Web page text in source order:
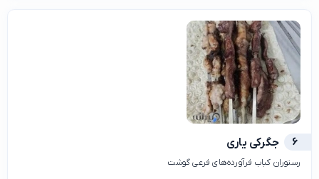
6 جگرکی یاری
رستوران کباب فرآورده‌های فرعی گوشت